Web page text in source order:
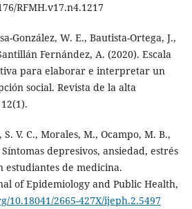
RFMH.v17.n4.1217
González, W. E., Bautista-Ortega, J.,
Fernández, A. (2020). Escala
para elaborar e interpretar un
social. Revista de la alta
V. C., Morales, M., Ocampo, M. B.,
depresivos, ansiedad, estrés
estudiantes de medicina.
of Epidemiology and Public Health,
10.18041/2665-427X/ijeph.2.5497